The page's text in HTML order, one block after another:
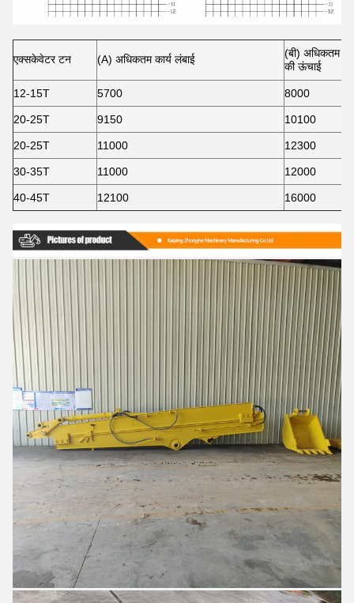
एक्सकेवेटर टन (A) अधिकतम कार्य लंबाई
(बी) अधिकतम
की ऊंचाई
12-15T 5700 8000
20-25T 9150 10100
20-25T 11000 12300
30-35T 11000 12000
40-45T 12100 16000